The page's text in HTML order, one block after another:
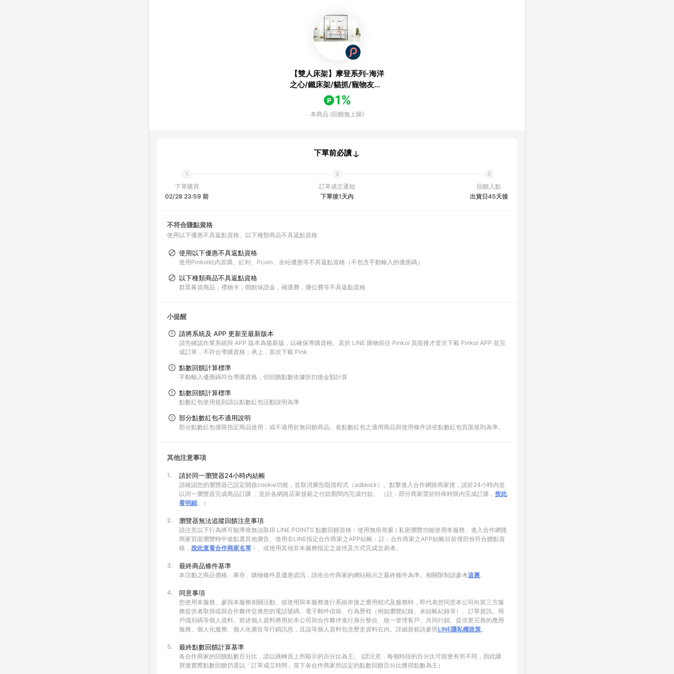
【雙人床架】摩登系列-海洋
之心/鐵床架/貓抓/寵物友善/
到府安裝
1%
本商品 (回饋無上限)
下單前必讀
下單購買
02/28 23:59 前
訂單成立通知
下單後1天內
回饋入點
出貨日45天後
不符合賺點資格
使用以下優惠不具返點資格 以下種類商品不具返點資格
使用以下優惠不具返點資格
使用Pinkoi站內首購、紅利、Pcoin、全站優惠等不具返點資格（不包含手動輸入的優惠碼）
以下種類商品不具返點資格
群眾募資商品，禮物卡，開館保證金，補運費，攤位費等不具返點資格
小提醒
請將系統及 APP 更新至最新版本
請先確認作業系統與 APP 版本為最新版，以確保導購資格。若於 LINE 購物前往 Pinkoi 頁面後才首次下載 Pinkoi APP 並完
成訂單，不符合導購資格；承上，首次下載 Pink
點數回饋計算標準
手動輸入優惠碼符合導購資格，但回饋點數依據折扣後金額計算
點數回饋計算標準
點數紅包使用規則請以點數紅包活動說明為準
部分點數紅包不適用說明
部分點數紅包僅限指定商品使用，或不適用於無回饋商品。各點數紅包之適用商品與使用條件請依點數紅包頁面規則為準。
其他注意事項
1. 請於同一瀏覽器24小時內結帳
請確認您的瀏覽器已設定開啟cookie功能，並取消廣告阻擋程式（adblock）。點擊進入合作網路商家後，請於24小時內並
以同一瀏覽器完成商品訂購 ，並於各網路店家規範之付款期間內完成付款。 （註：部分商家需於特殊時限內完成訂購， 按此
看明細。）
2. 瀏覽器無法追蹤回饋注意事項
請注意以下行為將可能導致無法取得 LINE POINTS 點數回饋資格：使用無痕視窗 / 私密瀏覽功能使用本服務、進入合作網路
商家頁面瀏覽時中途點選其他廣告、使用非LINE指定合作商家之APP結帳﹙註：合作商家之APP結帳目前僅部份符合贈點資
格， 按此查看合作商家名單 ﹚、或使用其他非本服務指定之途徑及方式完成交易者。
3. 最終商品條件基準
本活動之商品價格、庫存、購物條件及優惠資訊，請依合作商家的網站顯示之最終條件為準。相關限制請參考這裏。
4. 同意事項
您使用本服務、參與本服務相關活動、或使用與本服務進行系統串接之應用程式及服務時，即代表您同意本公司向第三方服
務提供者取得或與合作夥伴交換您的電話號碼、電子郵件信箱、行為歷程（例如瀏覽紀錄、未結帳紀錄等）、訂單資訊、用
戶識別碼等個人資料。前述個人資料將用於本公司與合作夥伴進行身分整合、統一管理客戶、共同行銷、提供更完善的應用
服務、個人化服務、個人化廣告等行銷訊息，且該等個人資料包含歷史資料在內。詳細規範請參照LINE隱私權政策。
5. 最終點數回饋計算基準
各合作商家的回饋點數百分比，請以跳轉頁上所顯示的百分比為主。 (請注意，每個時段的百分比可能會有所不同，因此購
買後實際點數回饋仍需以「訂單成立時間」當下各合作商家所設定的點數回饋百分比獲得點數為主）